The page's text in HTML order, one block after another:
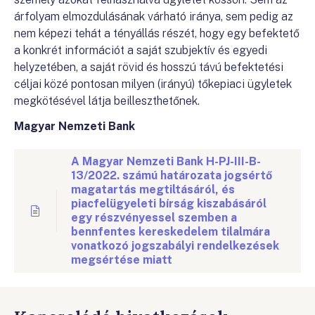
árfolyam elmozdulásának várható iránya, sem pedig az
nem képezi tehát a tényállás részét, hogy egy befektető
a konkrét információt a saját szubjektív és egyedi
helyzetében, a saját rövid és hosszú távú befektetési
céljai közé pontosan milyen (irányú) tőkepiaci ügyletek
megkötésével látja beilleszthetőnek.
Magyar Nemzeti Bank
A Magyar Nemzeti Bank H-PJ-III-B-
13/2022. számú határozata jogsértő
magatartás megtiltásáról, és
piacfelügyeleti bírság kiszabásáról
egy részvényessel szemben a
bennfentes kereskedelem tilalmára
vonatkozó jogszabályi rendelkezések
megsértése miatt